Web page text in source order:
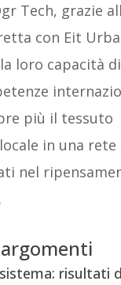
Tech, grazie
con Eit
loro capacità
più il tessuto
in una
nel
risultati